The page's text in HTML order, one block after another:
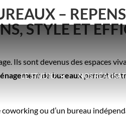
LE STUDIO NOS
–
STYLE ET
Ils sont devenus des espaces
de bureauxpermet de
coworking ou d’un bureau